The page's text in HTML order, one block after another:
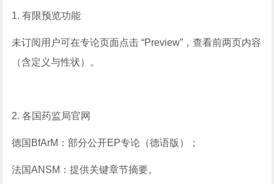
1. 有限预览功能
未订阅用户可在专论页面点击 “Preview”，查看前两页内容
（含定义与性状）。
2. 各国药监局官网
德国BfArM：部分公开EP专论（德语版）；
法国ANSM：提供关键章节摘要。